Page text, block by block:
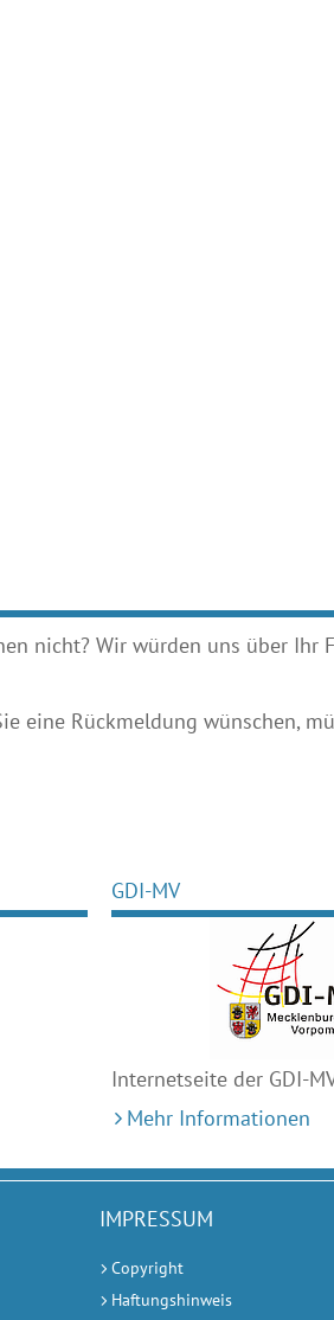
nicht? Wir würden uns über Ihr
eine Rückmeldung wünschen,
GDI-MV
Internetseite der GDI-
Mehr Informationen
IMPRESSUM
Copyright
Haftungshinweis